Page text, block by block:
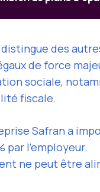
des
de force
sociale,
fiscale.
Safran a
par l’employeur.
ne peut être